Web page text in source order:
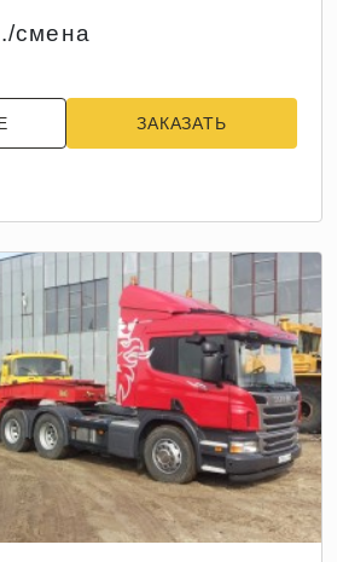
смена
ЗАКАЗАТЬ